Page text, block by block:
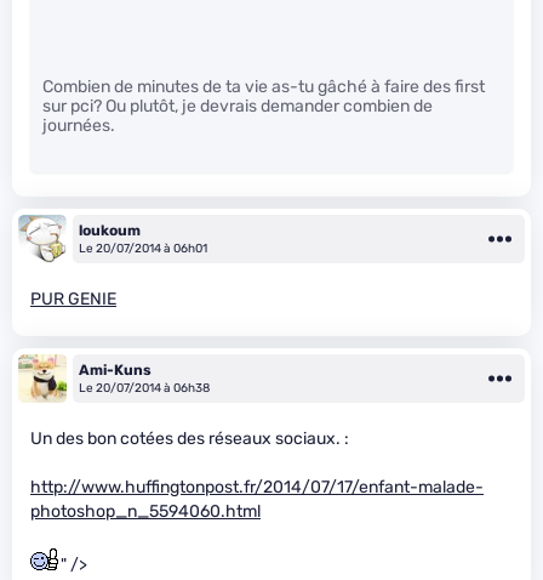
Combien de minutes de ta vie as-tu gâché à faire des first
sur pci? Ou plutôt, je devrais demander combien de
journées.
loukoum
Le 20/07/2014 à 06h01
PUR GENIE
Ami-Kuns
Le 20/07/2014 à 06h38
Un des bon cotées des réseaux sociaux. :
http://www.huffingtonpost.fr/2014/07/17/enfant-malade-
photoshop_n_5594060.html
" />